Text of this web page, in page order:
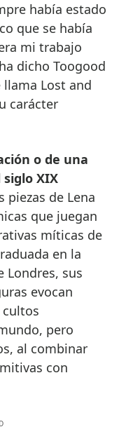
había estado
que se había
mi trabajo
dicho Toogood
llama Lost and
carácter
o de una
XIX
piezas de Lena
que juegan
míticas de
en la
Londres, sus
evocan
pero
al combinar
con